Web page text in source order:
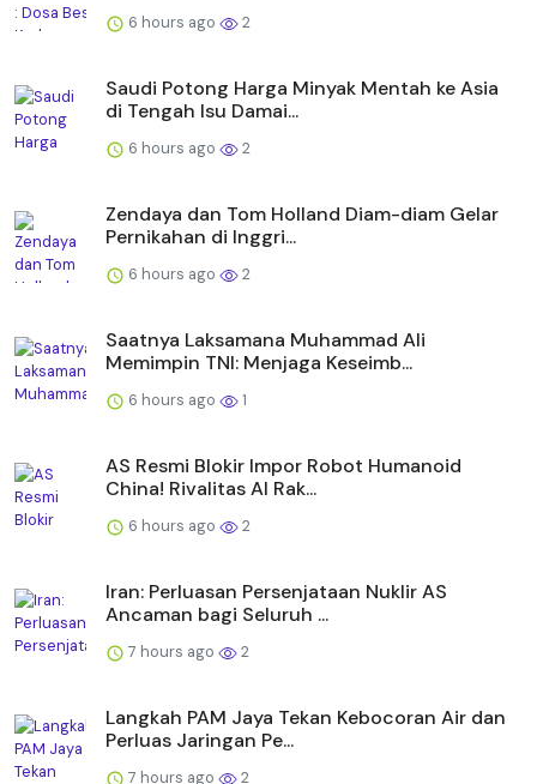
6 hours ago 2
Saudi Potong Harga Minyak Mentah ke Asia
di Tengah Isu Damai...
6 hours ago 2
Zendaya dan Tom Holland Diam-diam Gelar
Pernikahan di Inggri...
6 hours ago 2
Saatnya Laksamana Muhammad Ali
Memimpin TNI: Menjaga Keseimb...
6 hours ago 1
AS Resmi Blokir Impor Robot Humanoid
China! Rivalitas AI Rak...
6 hours ago 2
Iran: Perluasan Persenjataan Nuklir AS
Ancaman bagi Seluruh ...
7 hours ago 2
Langkah PAM Jaya Tekan Kebocoran Air dan
Perluas Jaringan Pe...
7 hours ago 2